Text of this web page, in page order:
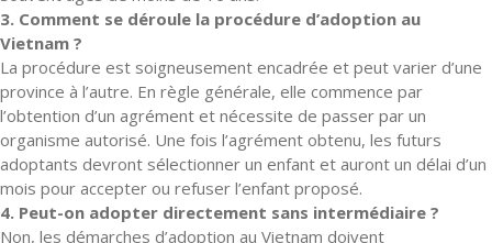
3. Comment se déroule la procédure d’adoption au
Vietnam ?
La procédure est soigneusement encadrée et peut varier d’une
province à l’autre. En règle générale, elle commence par
l’obtention d’un agrément et nécessite de passer par un
organisme autorisé. Une fois l’agrément obtenu, les futurs
adoptants devront sélectionner un enfant et auront un délai d’un
mois pour accepter ou refuser l’enfant proposé.
4. Peut-on adopter directement sans intermédiaire ?
Non, les démarches d’adoption au Vietnam doivent